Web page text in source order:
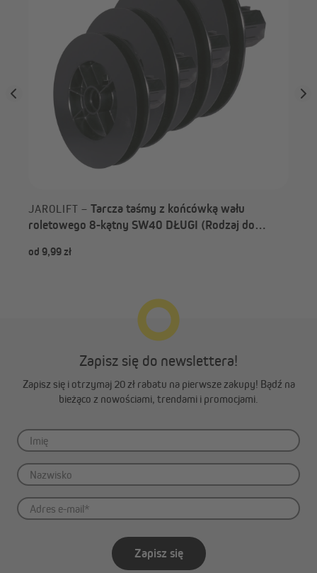
JAROLIFT – Tarcza taśmy z końcówką wału
roletowego 8-kątny SW40 DŁUGI (Rodzaj do
od 9,99 zł
Zapisz się do newslettera!
Zapisz się i otrzymaj 20 zł rabatu na pierwsze zakupy! Bądź na
bieżąco z nowościami, trendami i promocjami.
Zapisz się